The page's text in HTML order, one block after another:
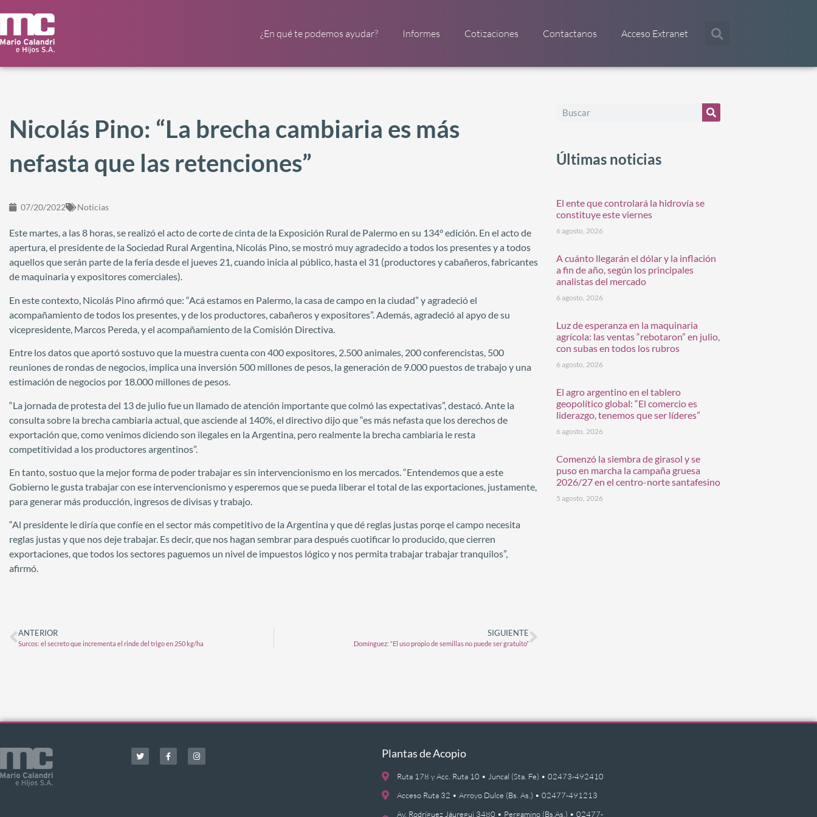
¿En qué te podemos ayudar? Informes Cotizaciones Contactanos Acceso Extranet
Nicolás Pino: “La brecha cambiaria es más
nefasta que las retenciones”
07/20/2022 Noticias
Este martes, a las 8 horas, se realizó el acto de corte de cinta de la Exposición Rural de Palermo en su 134° edición. En el acto de
apertura, el presidente de la Sociedad Rural Argentina, Nicolás Pino, se mostró muy agradecido a todos los presentes y a todos
aquellos que serán parte de la feria desde el jueves 21, cuando inicia al público, hasta el 31 (productores y cabañeros, fabricantes
de maquinaria y expositores comerciales).
En este contexto, Nicolás Pino afirmó que: “Acá estamos en Palermo, la casa de campo en la ciudad” y agradeció el
acompañamiento de todos los presentes, y de los productores, cabañeros y expositores”. Además, agradeció al apyo de su
vicepresidente, Marcos Pereda, y el acompañamiento de la Comisión Directiva.
Entre los datos que aportó sostuvo que la muestra cuenta con 400 expositores, 2.500 animales, 200 conferencistas, 500
reuniones de rondas de negocios, implica una inversión 500 millones de pesos, la generación de 9.000 puestos de trabajo y una
estimación de negocios por 18.000 millones de pesos.
“La jornada de protesta del 13 de julio fue un llamado de atención importante que colmó las expectativas”, destacó. Ante la
consulta sobre la brecha cambiaria actual, que asciende al 140%, el directivo dijo que “es más nefasta que los derechos de
exportación que, como venimos diciendo son ilegales en la Argentina, pero realmente la brecha cambiaria le resta
competitividad a los productores argentinos”.
En tanto, sostuo que la mejor forma de poder trabajar es sin intervencionismo en los mercados. “Entendemos que a este
Gobierno le gusta trabajar con ese intervencionismo y esperemos que se pueda liberar el total de las exportaciones, justamente,
para generar más producción, ingresos de divisas y trabajo.
“Al presidente le diría que confíe en el sector más competitivo de la Argentina y que dé reglas justas porqe el campo necesita
reglas justas y que nos deje trabajar. Es decir, que nos hagan sembrar para después cuotificar lo producido, que cierren
exportaciones, que todos los sectores paguemos un nivel de impuestos lógico y nos permita trabajar trabajar tranquilos”,
afirmó.
ANTERIOR
Surcos: el secreto que incrementa el rinde del trigo en 250 kg/ha
SIGUIENTE
Domínguez: “El uso propio de semillas no puede ser gratuito”
Últimas noticias
El ente que controlará la hidrovía se
constituye este viernes
6 agosto, 2026
A cuánto llegarán el dólar y la inflación
a fin de año, según los principales
analistas del mercado
6 agosto, 2026
Luz de esperanza en la maquinaria
agrícola: las ventas “rebotaron” en julio,
con subas en todos los rubros
6 agosto, 2026
El agro argentino en el tablero
geopolítico global: “El comercio es
liderazgo, tenemos que ser líderes”
6 agosto, 2026
Comenzó la siembra de girasol y se
puso en marcha la campaña gruesa
2026/27 en el centro-norte santafesino
5 agosto, 2026
Plantas de Acopio
Ruta 178 y Acc. Ruta 10 • Juncal (Sta. Fe) • 02473-492410
Acceso Ruta 32 • Arroyo Dulce (Bs. As.) • 02477-491213
Av. Rodríguez Jáuregui 3480 • Pergamino (Bs.As.) • 02477-